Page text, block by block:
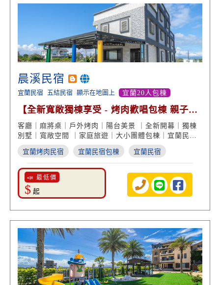
晨溪民宿
宜蘭民宿 五結民宿 顯示在地圖上 宜蘭20人包棟
【全新寬敞獨棟享受 - 烤肉歡唱包棟 親子戲
水都OK】
客廳｜麻將桌｜戶外烤肉｜陽台美景 ｜全新開幕｜獨棟
別墅｜寬敞空間 ｜家庭旅遊｜大小團體包棟｜宜蘭民宿
度假
宜蘭烤肉民宿 宜蘭民宿包棟 宜蘭民宿
📣 最低價
$ 起